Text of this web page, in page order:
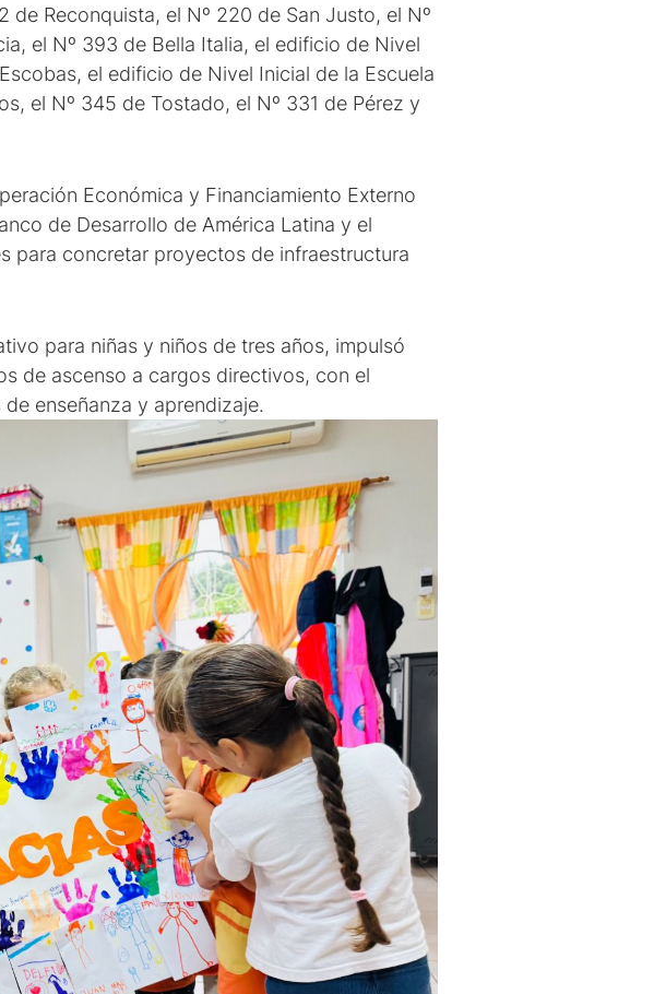
Reconquista, el Nº 220 de San Justo, el Nº
el Nº 393 de Bella Italia, el edificio de Nivel
el edificio de Nivel Inicial de la Escuela
el Nº 345 de Tostado, el Nº 331 de Pérez y
Económica y Financiamiento Externo
de Desarrollo de América Latina y el
para concretar proyectos de infraestructura
para niñas y niños de tres años, impulsó
de ascenso a cargos directivos, con el
enseñanza y aprendizaje.